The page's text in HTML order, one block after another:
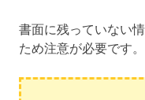
書面に残っていない
ため注意が必要です。